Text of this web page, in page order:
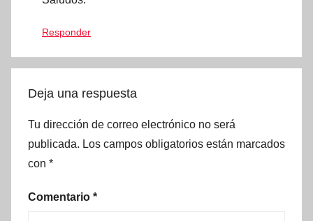
Responder
Deja una respuesta
Tu dirección de correo electrónico no será
publicada. Los campos obligatorios están marcados
con *
Comentario *